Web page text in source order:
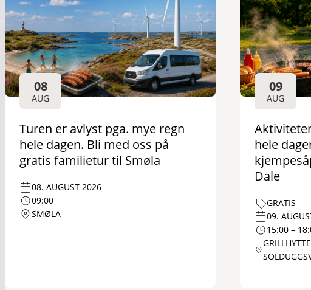
08
AUG
Turen er avlyst pga. mye regn
hele dagen. Bli med oss på
gratis familietur til Smøla
08. AUGUST 2026
09:00
SMØLA
09
AUG
hele
Dale
GRATIS
09.
15:00 –